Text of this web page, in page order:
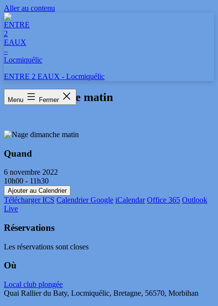
Aller au contenu
ENTRE 2 EAUX - Locmiquélic
Menu Fermer
Nage dimanche matin
Quand
6 novembre 2022
10h00 - 11h30
Ajouter au Calendrier
Télécharger ICS Calendrier Google iCalendar Office 365 Outlook
Live
Réservations
Les réservations sont closes
Où
Local club plongée
Quai Rallier du Baty, Locmiquélic, Bretagne, 56570, Morbihan